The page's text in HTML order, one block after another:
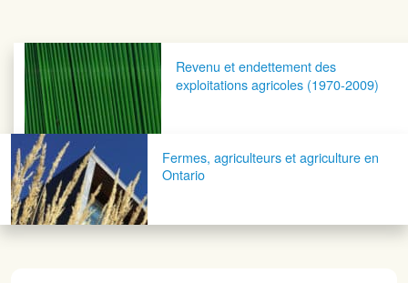
Navigation postaleRevenu et endettement des
exploitations agricoles (1970-2009)
Fermes, agriculteurs et agriculture en
Ontario